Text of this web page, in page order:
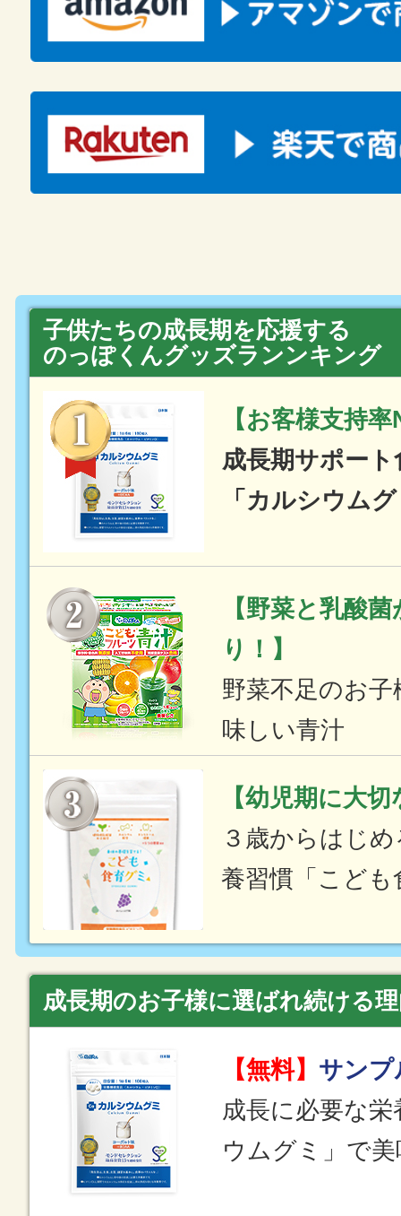
子供たちの成長期を応援する
のっぽくんグッズランンキング
【お客様支持
成長期サポート
「カルシウム
【野菜と乳酸
り！】
野菜不足のお
味しい青汁
【幼児期に大
３歳からはじ
養習慣「こども
成長期のお子様に選ばれ続ける
【無料】 サンプ
成長に必要な
ウムグミ」で